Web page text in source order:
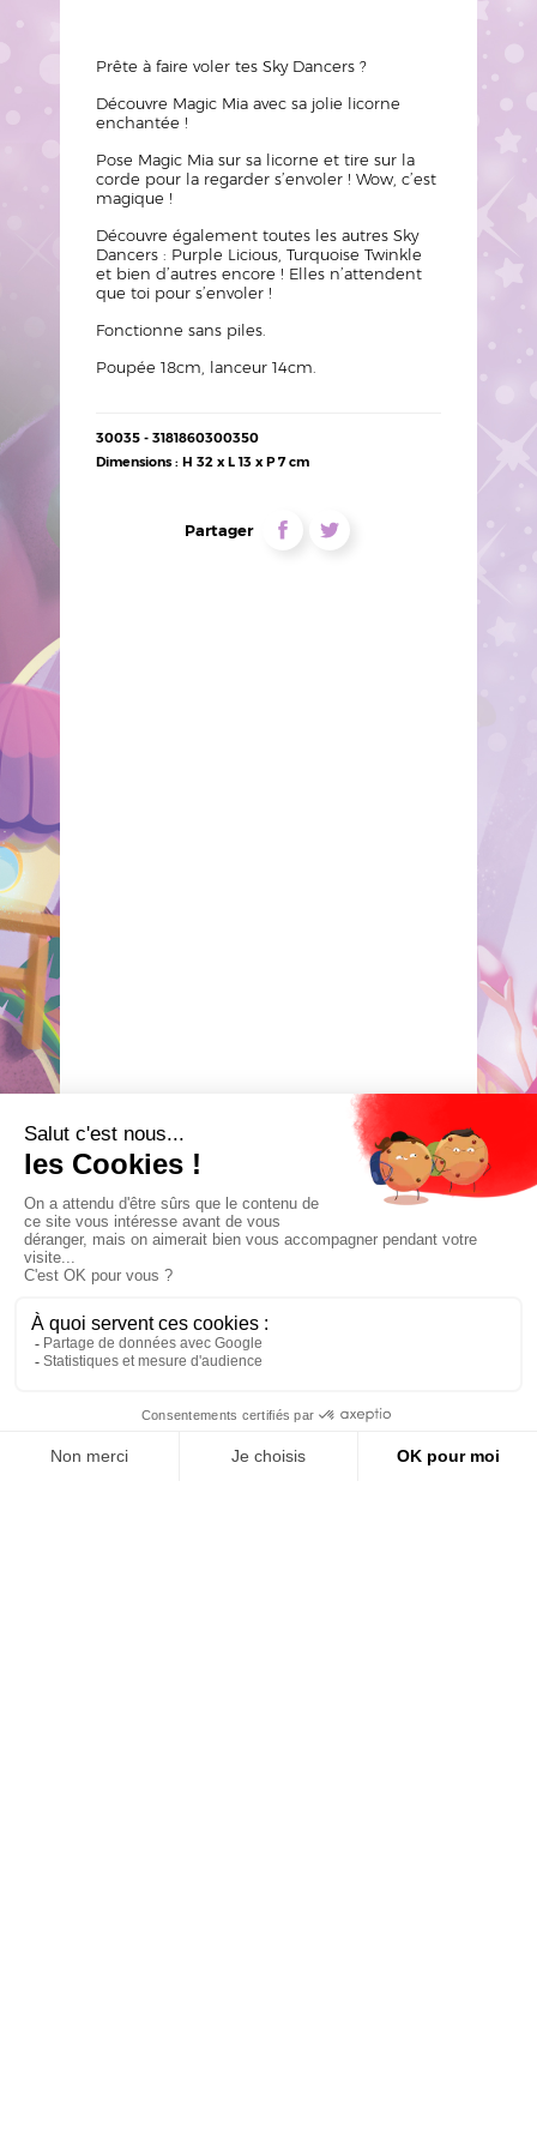
Texte
Prête à faire voler tes Sky Dancers ?
Découvre Magic Mia avec sa jolie licorne
enchantée !
Pose Magic Mia sur sa licorne et tire sur la
corde pour la regarder s’envoler ! Wow, c’est
magique !
Découvre également toutes les autres Sky
Dancers : Purple Licious , Turquoise Twinkle
et bien d’autres encore ! Elles n’attendent
que toi pour s’envoler !
Fonctionne sans piles.
Poupée 18cm, lanceur 14cm.
Détails
techniques
30035 - 3181860300350
Dimensions : H 32 x L 13 x P 7 cm
Liens
partage